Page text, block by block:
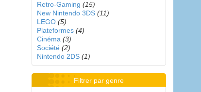
Retro-Gaming (15)
New Nintendo 3DS (11)
LEGO (5)
Plateformes (4)
Cinéma (3)
Société (2)
Nintendo 2DS (1)
Filtrer par genre